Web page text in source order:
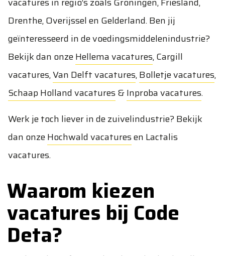
Drenthe, Overijssel en Gelderland. Ben jij
geïnteresseerd in de voedingsmiddelenindustrie?
Bekijk dan onzeHellema vacatures,Cargill
vacatures,Van Delft vacatures,Bolletje vacatures,
Schaap Holland vacatures&Inproba vacatures.
Werk je toch liever in de zuivelindustrie? Bekijk
dan onzeHochwald vacaturesen Lactalis
vacatures.
Waarom kiezen
vacatures bij Code
Deta?